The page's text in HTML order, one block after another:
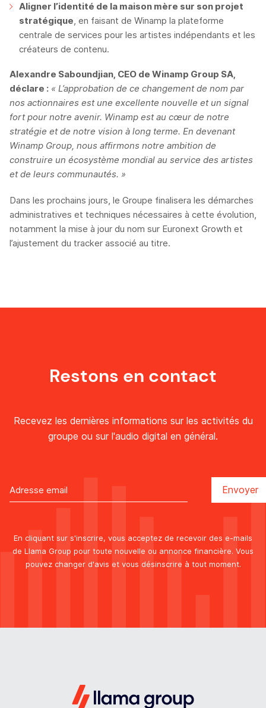
Aligner l’identité de la maison mère sur son projet
stratégique, en faisant de Winamp la plateforme
centrale de services pour les artistes indépendants et les
créateurs de contenu.
Alexandre Saboundjian, CEO de Winamp Group SA,
déclare : « L’approbation de ce changement de nom par
nos actionnaires est une excellente nouvelle et un signal
fort pour notre avenir. Winamp est au cœur de notre
stratégie et de notre vision à long terme. En devenant
Winamp Group, nous affirmons notre ambition de
construire un écosystème mondial au service des artistes
et de leurs communautés. »
Dans les prochains jours, le Groupe finalisera les démarches
administratives et techniques nécessaires à cette évolution,
notamment la mise à jour du nom sur Euronext Growth et
l’ajustement du tracker associé au titre.
Restons en contact
Recevez les dernières informations sur les activités du
groupe ou sur l'audio digital en général.
En cliquant sur s'inscrire, vous acceptez de recevoir des e-mails
de Llama Group pour toute nouvelle ou annonce financière. Vous
pouvez changer d'avis et vous désinscrire à tout moment.